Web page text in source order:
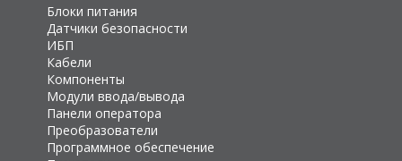
Блоки питания
Датчики безопасности
ИБП
Кабели
Компоненты
Модули ввода/вывода
Панели оператора
Преобразователи
Программное обеспечение